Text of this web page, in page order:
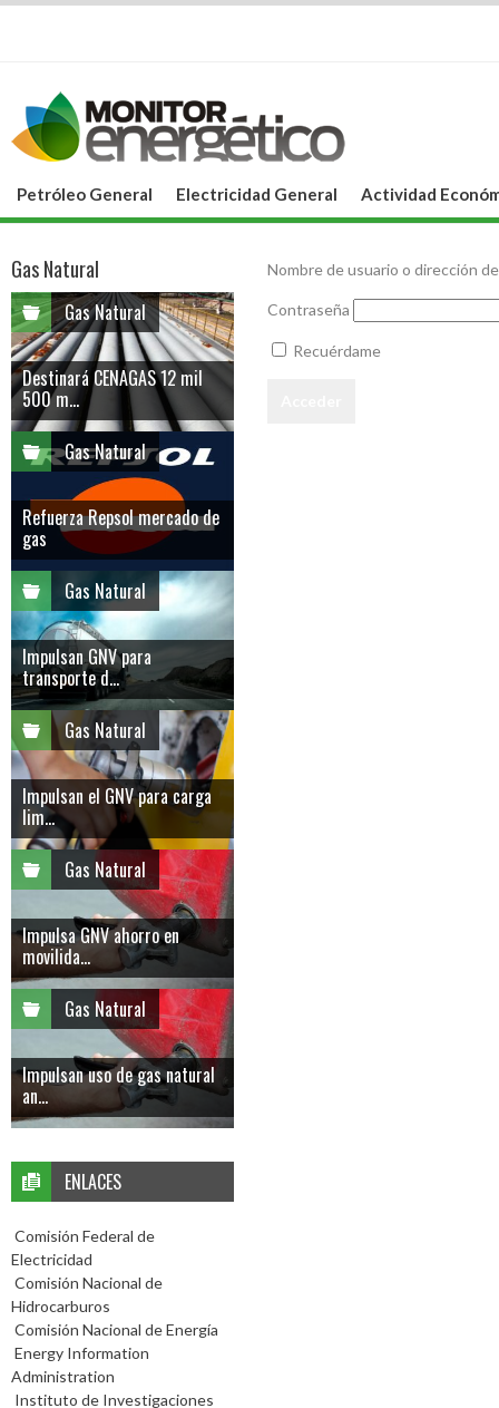
Petróleo General Electricidad General Actividad
Nombre de usuario o dirección
Contraseña
Recuérdame
Gas Natural
Gas Natural
Destinará CENAGAS 12 mil
500 m...
Gas Natural
Refuerza Repsol mercado de
gas
Gas Natural
Impulsan GNV para
transporte d...
Gas Natural
Impulsan el GNV para carga
lim...
Gas Natural
Impulsa GNV ahorro en
movilida...
Gas Natural
Impulsan uso de gas natural
an...
ENLACES
Comisión Federal de
Electricidad
Comisión Nacional de
Hidrocarburos
Comisión Nacional de Energía
Energy Information
Administration
Instituto de Investigaciones